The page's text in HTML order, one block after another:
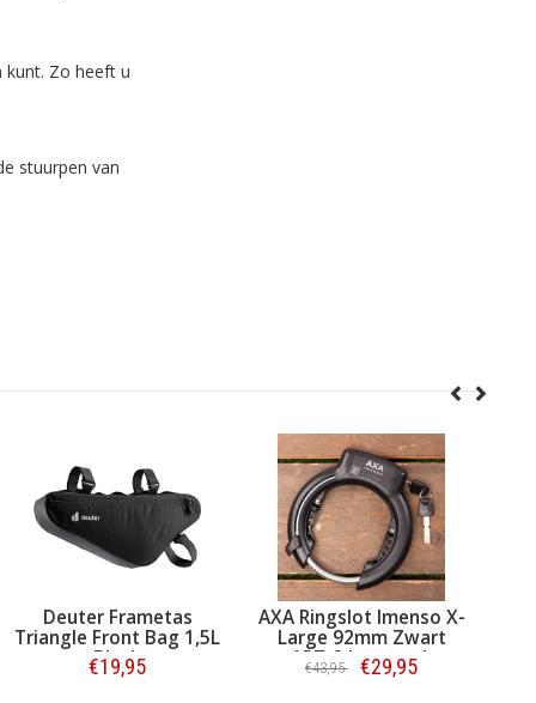
kunt. Zo heeft u
stuurpen van
Deuter Frametas
Front Bag 1,5L
Black
€19,95
AXA Ringslot Imenso X-
Large 92mm Zwart
ART-2 keurmerk
€29,95
Basil